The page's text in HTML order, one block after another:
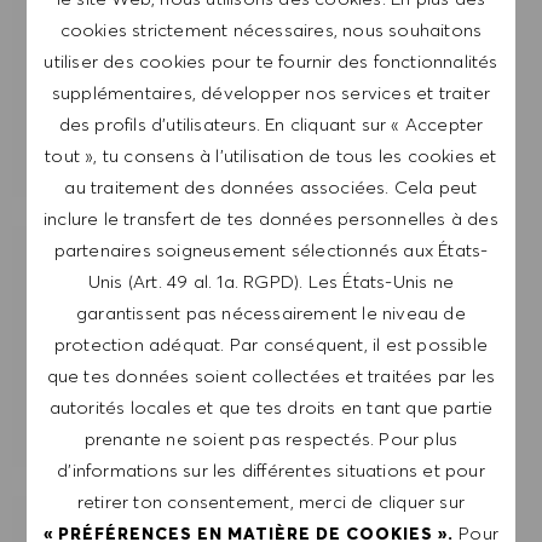
cookies strictement nécessaires, nous souhaitons
utiliser des cookies pour te fournir des fonctionnalités
supplémentaires, développer nos services et traiter
des profils d’utilisateurs. En cliquant sur « Accepter
tout », tu consens à l’utilisation de tous les cookies et
au traitement des données associées. Cela peut
inclure le transfert de tes données personnelles à des
partenaires soigneusement sélectionnés aux États-
Unis (Art. 49 al. 1a. RGPD). Les États-Unis ne
garantissent pas nécessairement le niveau de
protection adéquat. Par conséquent, il est possible
que tes données soient collectées et traitées par les
autorités locales et que tes droits en tant que partie
prenante ne soient pas respectés. Pour plus
d’informations sur les différentes situations et pour
retirer ton consentement, merci de cliquer sur
« PRÉFÉRENCES EN MATIÈRE DE COOKIES ». Pour
ENVOYER
GÉRER LES ALERTES
OBTIENS DES RECOMMANDATIONS
D'EMPLOI PERSONNALISÉES EN
FONCTION DE TES INTÉRÊTS.
DÉMARRER